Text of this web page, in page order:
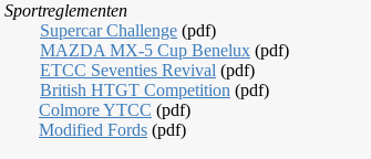
Sportreglementen
Supercar Challenge (pdf)
MAZDA MX-5 Cup Benelux (pdf)
ETCC Seventies Revival (pdf)
British HTGT Competition (pdf)
Colmore YTCC (pdf)
Modified Fords (pdf)